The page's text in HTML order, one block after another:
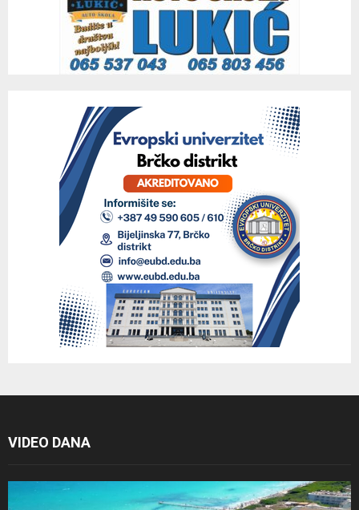
VIDEO DANA